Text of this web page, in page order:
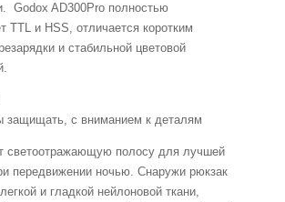
Godox AD300Pro полностью
TTL и HSS, отличается коротким
и стабильной цветовой
защищать, с вниманием к деталям
светоотражающую полосу для лучшей
передвижении ночью. Снаружи рюкзак
и гладкой нейлоновой ткани,